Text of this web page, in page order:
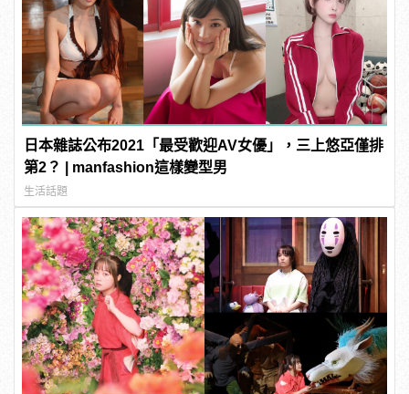
日本雜誌公布2021「最受歡迎AV女優」，三上悠亞僅排
第2？ | manfashion這樣變型男
生活話題